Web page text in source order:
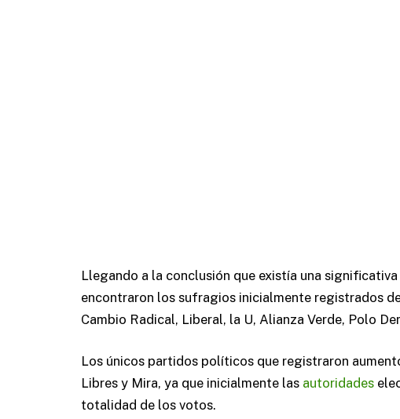
Llegando a la conclusión que existía una
encontraron los sufragios inicialmente registrados
Cambio Radical, Liberal, la U, Alianza Verde, Polo
Los únicos partidos políticos que registraron
Libres y Mira, ya que inicialmente las autoridades
totalidad de los votos.